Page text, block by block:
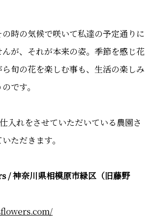
時の気候で咲いて私達の予定通りに
が、それが本来の姿。季節を感じ花
旬の花を楽しむ事も、生活の楽しみ
です。
入れをさせていただいている農園さ
ただきます。
/ 神奈川県相模原市緑区（旧藤野